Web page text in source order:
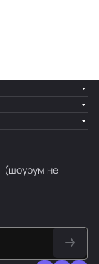
(шоурум не